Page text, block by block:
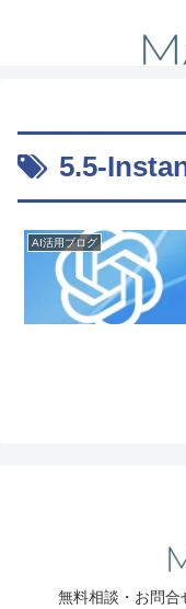
5.5-
AI活用ブログ
無料相談・お問合